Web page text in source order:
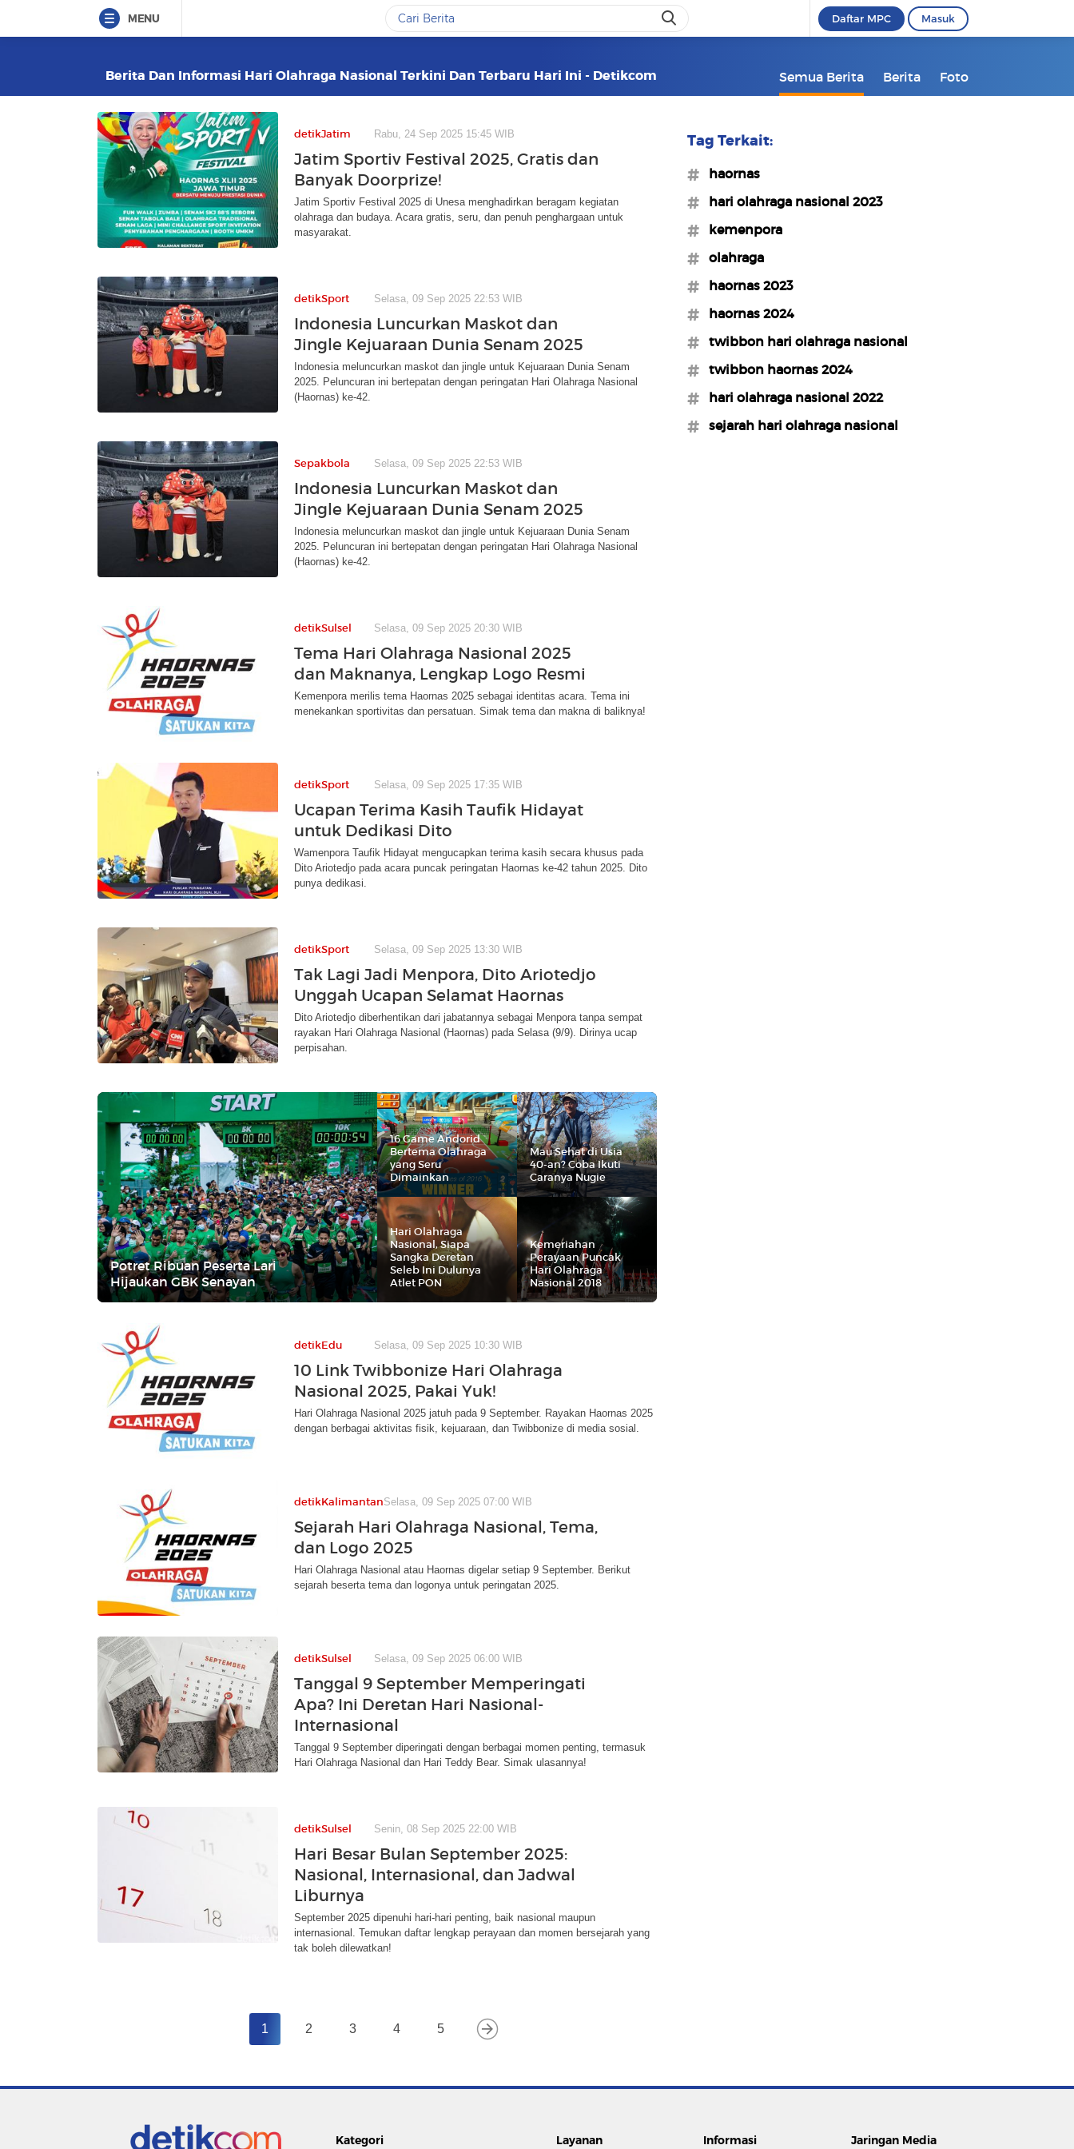
MENU Daftar MPC Masuk
Berita Dan Informasi Hari Olahraga Nasional Terkini Dan Terbaru Hari Ini - Detikcom Semua Berita Berita Foto
detikJatim Rabu, 24 Sep 2025 15:45 WIB
Jatim Sportiv Festival 2025, Gratis dan
Banyak Doorprize!
Jatim Sportiv Festival 2025 di Unesa menghadirkan beragam kegiatan
olahraga dan budaya. Acara gratis, seru, dan penuh penghargaan untuk
masyarakat.
detikSport Selasa, 09 Sep 2025 22:53 WIB
Indonesia Luncurkan Maskot dan
Jingle Kejuaraan Dunia Senam 2025
Indonesia meluncurkan maskot dan jingle untuk Kejuaraan Dunia Senam
2025. Peluncuran ini bertepatan dengan peringatan Hari Olahraga Nasional
(Haornas) ke-42.
Sepakbola Selasa, 09 Sep 2025 22:53 WIB
Indonesia Luncurkan Maskot dan
Jingle Kejuaraan Dunia Senam 2025
Indonesia meluncurkan maskot dan jingle untuk Kejuaraan Dunia Senam
2025. Peluncuran ini bertepatan dengan peringatan Hari Olahraga Nasional
(Haornas) ke-42.
detikSulsel Selasa, 09 Sep 2025 20:30 WIB
Tema Hari Olahraga Nasional 2025
dan Maknanya, Lengkap Logo Resmi
Kemenpora merilis tema Haornas 2025 sebagai identitas acara. Tema ini
menekankan sportivitas dan persatuan. Simak tema dan makna di baliknya!
detikSport Selasa, 09 Sep 2025 17:35 WIB
Ucapan Terima Kasih Taufik Hidayat
untuk Dedikasi Dito
Wamenpora Taufik Hidayat mengucapkan terima kasih secara khusus pada
Dito Ariotedjo pada acara puncak peringatan Haornas ke-42 tahun 2025. Dito
punya dedikasi.
detikSport Selasa, 09 Sep 2025 13:30 WIB
Tak Lagi Jadi Menpora, Dito Ariotedjo
Unggah Ucapan Selamat Haornas
Dito Ariotedjo diberhentikan dari jabatannya sebagai Menpora tanpa sempat
rayakan Hari Olahraga Nasional (Haornas) pada Selasa (9/9). Dirinya ucap
perpisahan.
Potret Ribuan Peserta Lari
Hijaukan GBK Senayan
16 Game Andorid
Bertema Olahraga
yang Seru
Dimainkan
Mau Sehat di Usia
40-an? Coba Ikuti
Caranya Nugie
Hari Olahraga
Nasional, Siapa
Sangka Deretan
Seleb Ini Dulunya
Atlet PON
Kemeriahan
Perayaan Puncak
Hari Olahraga
Nasional 2018
detikEdu Selasa, 09 Sep 2025 10:30 WIB
10 Link Twibbonize Hari Olahraga
Nasional 2025, Pakai Yuk!
Hari Olahraga Nasional 2025 jatuh pada 9 September. Rayakan Haornas 2025
dengan berbagai aktivitas fisik, kejuaraan, dan Twibbonize di media sosial.
detikKalimantanSelasa, 09 Sep 2025 07:00 WIB
Sejarah Hari Olahraga Nasional, Tema,
dan Logo 2025
Hari Olahraga Nasional atau Haornas digelar setiap 9 September. Berikut
sejarah beserta tema dan logonya untuk peringatan 2025.
detikSulsel Selasa, 09 Sep 2025 06:00 WIB
Tanggal 9 September Memperingati
Apa? Ini Deretan Hari Nasional-
Internasional
Tanggal 9 September diperingati dengan berbagai momen penting, termasuk
Hari Olahraga Nasional dan Hari Teddy Bear. Simak ulasannya!
detikSulsel Senin, 08 Sep 2025 22:00 WIB
Hari Besar Bulan September 2025:
Nasional, Internasional, dan Jadwal
Liburnya
September 2025 dipenuhi hari-hari penting, baik nasional maupun
internasional. Temukan daftar lengkap perayaan dan momen bersejarah yang
tak boleh dilewatkan!
1 2 3 4 5
Tag Terkait:
#haornas
#hari olahraga nasional 2023
#kemenpora
#olahraga
#haornas 2023
#haornas 2024
#twibbon hari olahraga nasional
#twibbon haornas 2024
#hari olahraga nasional 2022
#sejarah hari olahraga nasional
Kategori Layanan Informasi Jaringan Media